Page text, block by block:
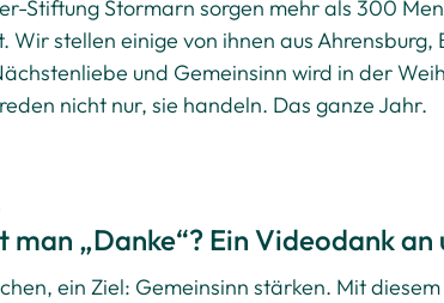
Stiftung Stormarn sorgen mehr als 300
Wir stellen einige von ihnen aus
und Gemeinsinn wird in der
nicht nur, sie handeln. Das ganze Jahr.
man „Danke“? Ein Videodank
ein Ziel: Gemeinsinn stärken. Mit